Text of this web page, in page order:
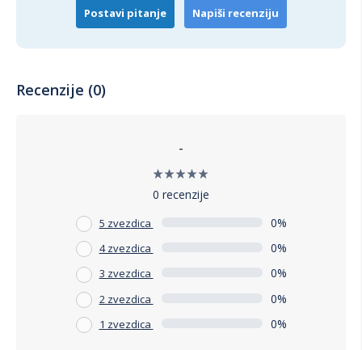
Postavi pitanje Napiši recenziju
Recenzije (0)
-
0 recenzije
5 zvezdica 0%
4 zvezdica 0%
3 zvezdica 0%
2 zvezdica 0%
1 zvezdica 0%